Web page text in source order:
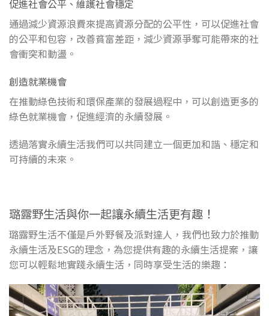
促進社會公平、維護社會穩定
通過減少資源浪費來提高資源分配的公平性，可以促進社會
的公平和包容，改善貧富差距，減少資源爭奪可能帶來的社
會衝突和動盪。
創造就業機會
在推動綠色技術和環保產業的發展過程中，可以創造更多的
綠色就業機會，促進經濟的永續發展。
透過落實永續生活我們可以共同建立一個更加和諧、穩定和
可持續的未來。
璐露野生活與你一起讓永續生活更有趣！
璐露野生活不僅是戶外野餐及派對達人，我們也致力於推動
永續生活及ESG的理念，為您提供有趣的永續生活提案，讓
您可以輕鬆地實踐永續生活，同時享受生活的樂趣：